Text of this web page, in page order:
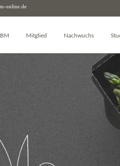
online.de
Investigators
(FEBS & IUBMB)
Mitglied
Mitgliedschaft für Unternehmen &
Nachwuchs
GBM Postdocs
Young Investigators
Sciencefluencer Award
jGBM Mentoring-